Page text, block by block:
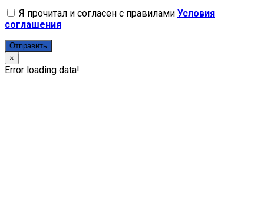
Я прочитал и согласен с правилами Условия
соглашения
Отправить
×
Error loading data!